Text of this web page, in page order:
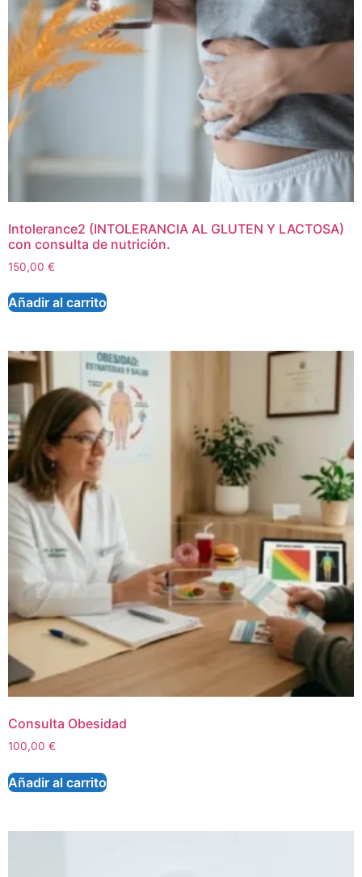
Intolerance2 (INTOLERANCIA AL GLUTEN Y LACTOSA)
con consulta de nutrición.
150,00 €
Añadir al carrito
Consulta Obesidad
100,00 €
Añadir al carrito